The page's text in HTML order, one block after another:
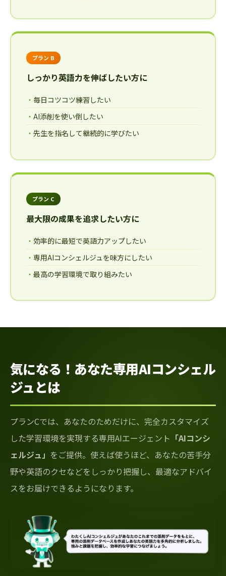
プラン B
しっかり英語力を伸ばしたい方に
毎日コツコツ練習したい
AI添削を使い倒したい
先生を指名して継続的に学びたい
プラン C
最大限の成果を追求したい方に
効率的に最短で英語力アップしたい
専用AIコンシェルジュを味方にしたい
最高の学習環境で取り組みたい
気になる！あなた専用AIコンシェル
ジュとは
プランCでは、あなたのためだけに、完全カスタマイズ
した学習環境を実現する専用AIエージェント 「AIコンシ
ェルジュ」 をご提供。使えば使うほど、あなたの苦手分
野や英語のクセなどをしっかり把握し、最適なアドバイ
スをお届けできるようになります。